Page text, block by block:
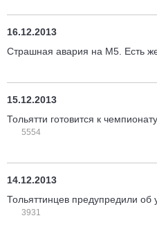
16.12.2013
Страшная авария на М5. Есть
15.12.2013
Тольятти готовится к
5554
14.12.2013
Тольяттинцев предупредили
3931